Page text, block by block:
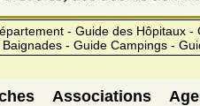
- Guide des Hôpitaux
- Guide Campings -
Associations